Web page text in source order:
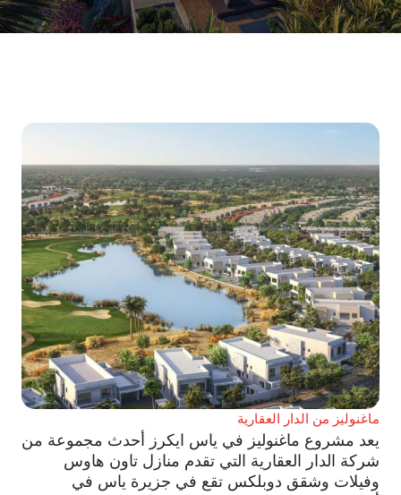
ماغنوليز من الدار العقارية
يعد مشروع ماغنوليز في ياس ايكرز أحدث مجموعة من
شركة الدار العقارية التي تقدم منازل تاون هاوس
وفيلات وشقق دوبلكس تقع في جزيرة ياس في